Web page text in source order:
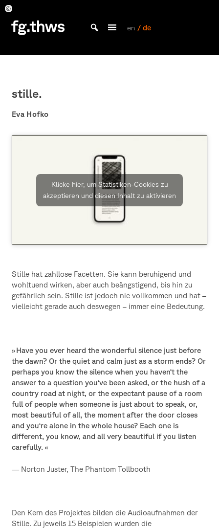
Skip
content
Gestaltung
en / de
stille.
Eva Hofko
Klicke hier, um Statistiken-Cookies zu
akzeptieren und diesen Inhalt zu aktivieren
Stille hat zahllose Facetten. Sie kann beruhigend und
wohltuend wirken, aber auch beängstigend, bis hin zu
gefährlich sein. Stille ist jedoch nie vollkommen und hat –
vielleicht gerade auch deswegen – immer eine Bedeutung.
» Have you ever heard the wonderful silence just before
the dawn? Or the quiet and calm just as a storm ends? Or
perhaps you know the silence when you haven‘t the
answer to a question you‘ve been asked, or the hush of a
country road at night, or the expectant pause of a room
full of people when someone is just about to speak, or,
most beautiful of all, the moment after the door closes
and you‘re alone in the whole house? Each one is
different, you know, and all very beautiful if you listen
carefully. «
— Norton Juster, The Phantom Tollbooth
Den Kern des Projektes bilden die Audioaufnahmen der
Stille. Zu jeweils 15 Beispielen wurden die
Hofko
Hofko
Hofko
Hofko
Hofko
Hofko
Hofko
Hofko
Hofko